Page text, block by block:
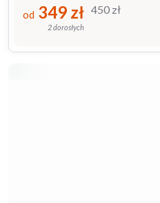
450 zł
od 349 zł
2 dorosłych